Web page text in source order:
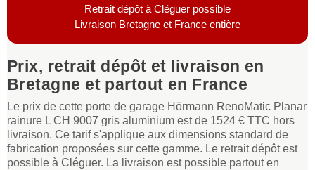
Retrait dépôt à Cléguer possible
Livraison Bretagne et France entière
Prix, retrait dépôt et livraison en
Bretagne et partout en France
Le prix de cette porte de garage Hörmann RenoMatic Planar
rainure L CH 9007 gris aluminium est de 1524 € TTC hors
livraison. Ce tarif s'applique aux dimensions standard de
fabrication proposées sur cette gamme. Le retrait dépôt est
possible à Cléguer. La livraison est possible partout en